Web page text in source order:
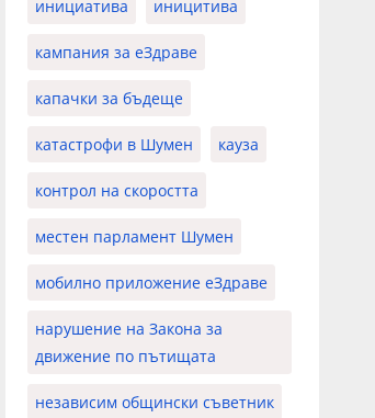
инициатива иницитива
кампания за еЗдраве
капачки за бъдеще
катастрофи в Шумен кауза
контрол на скоростта
местен парламент Шумен
мобилно приложение еЗдраве
нарушение на Закона за
движение по пътищата
независим общински съветник